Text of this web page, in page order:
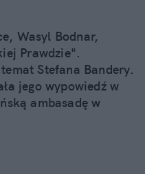
Wasyl Bodnar,
Prawdzie".
Stefana Bandery.
jego wypowiedź w
ambasadę w